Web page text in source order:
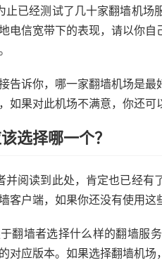
止已经测试了几十家翻墙机场
电信宽带下的表现，请以你
告诉你，哪一家翻墙机场是
如果对此机场不满意，你还可
选择哪一个？
并阅读到此处，肯定也已经
客户端，如果你还没有使用这
翻墙者选择什么样的翻墙服
对应版本。如果选择翻墙机